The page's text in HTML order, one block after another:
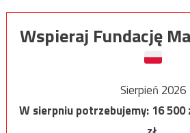
Wspieraj Fundację
Sierpień 2026
W sierpniu potrzebujemy:16 500